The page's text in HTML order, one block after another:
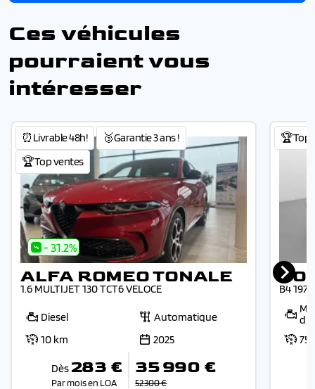
Ces véhicules
pourraient vous
intéresser
⏰Livrable 48h!
🥉Garantie 3 ans !
🏆Top ventes
- 31.2%
ALFA ROMEO TONALE
1.6 MULTIJET 130 TCT6 VELOCE
Diesel
Automatique
10 km
2025
Dès 283 €
Par mois en LOA
35 990 €
52 300 €
🏆Top
B4 197